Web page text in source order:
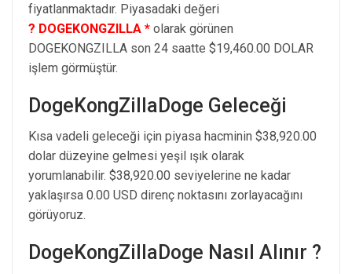
fiyatlanmaktadır. Piyasadaki değeri
? DOGEKONGZILLA * olarak görünen
DOGEKONGZILLA son 24 saatte $19,460.00 DOLAR
işlem görmüştür.
DogeKongZillaDoge Geleceği
Kısa vadeli geleceği için piyasa hacminin $38,920.00
dolar düzeyine gelmesi yeşil ışık olarak
yorumlanabilir. $38,920.00 seviyelerine ne kadar
yaklaşırsa 0.00 USD direnç noktasını zorlayacağını
görüyoruz.
DogeKongZillaDoge Nasıl Alınır ?